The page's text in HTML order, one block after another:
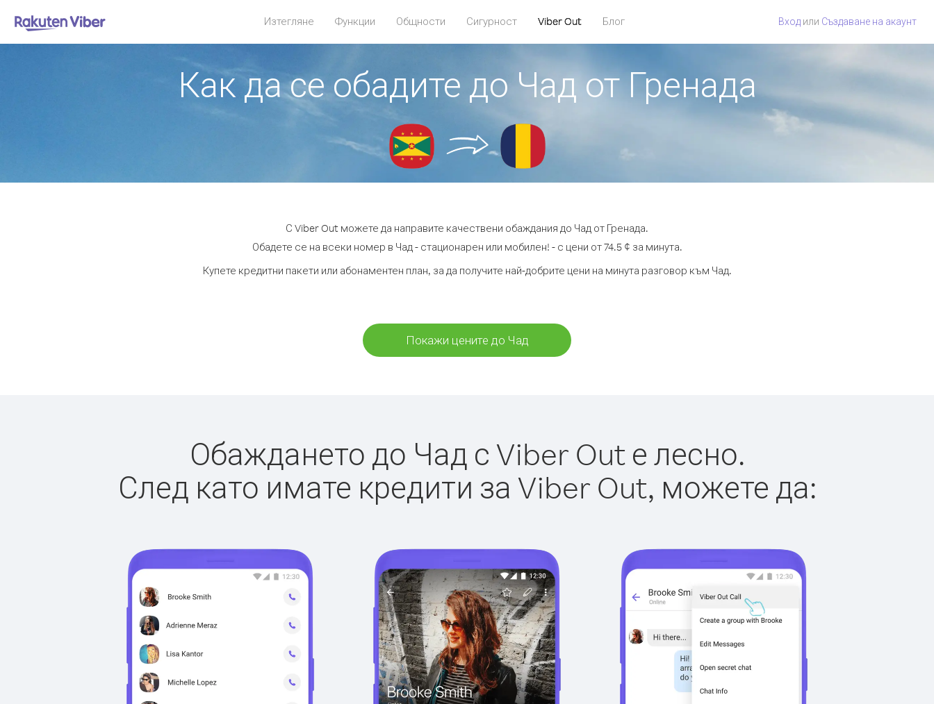
Изтегляне Функции Общности Сигурност Viber Out Блог Вход или Създаване на акаунт
Как да се обадите до Чад от Гренада
С Viber Out можете да направите качествени обаждания до Чад от Гренада.
Обадете се на всеки номер в Чад - стационарен или мобилен! - с цени от 74.5 ¢ за минута.
Купете кредитни пакети или абонаментен план, за да получите най-добрите цени на минута разговор към Чад.
Покажи цените до Чад
Обаждането до Чад с Viber Out е лесно.
След като имате кредити за Viber Out, можете да: